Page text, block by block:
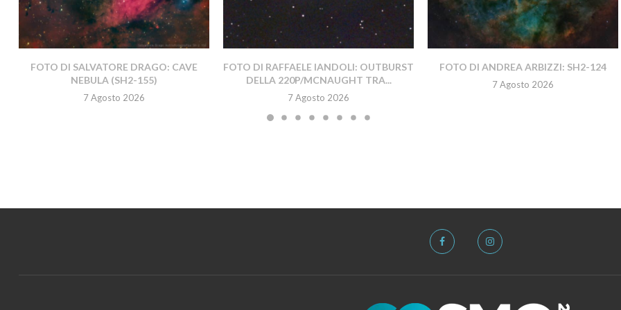
FOTO DI SALVATORE DRAGO: CAVE
NEBULA (SH2-155)
7 Agosto 2026
FOTO DI RAFFAELE IANDOLI: OUTBURST
DELLA 220P/MCNAUGHT TRA...
7 Agosto 2026
FOTO DI ANDREA ARBIZZI: SH2-124
7 Agosto 2026